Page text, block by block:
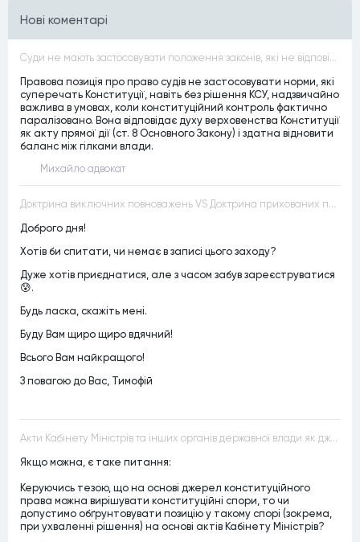
Нові коментарі
Суди не мають застосовувати положення законів, які не відповідають Конституції, незалежно від того, чи визнавалися вони Конституційним Судом України неконституційними, тобто закони, що суперечать Конституції України не можуть застосовуватися навіть у випадках, коли вони є чинними
Правова позиція про право судів не застосовувати норми, які
суперечать Конституції, навіть без рішення КСУ, надзвичайно
важлива в умовах, коли конституційний контроль фактично
паралізовано. Вона відповідає духу верховенства Конституції
як акту прямої дії (ст. 8 Основного Закону) і здатна відновити
баланс між гілками влади.
Михайло адвокат
Доктрина виключних повноважень VS Доктрина прихованих повноважень
Доброго дня!
Хотів би спитати, чи немає в записі цього заходу?
Дуже хотів приєднатися, але з часом забув зареєструватися
😰.
Будь ласка, скажіть мені.
Буду Вам щиро щиро вдячний!
Всього Вам найкращого!
З повагою до Вас, Тимофій
Акти Кабінету Міністрів та інших органів державної влади як джерела конституційного права
Якщо можна, є таке питання:
Керуючись тезою, що на основі джерел конституційного
права можна вирішувати конституційні спори, то чи
допустимо обґрунтовувати позицію у такому спорі (зокрема,
при ухваленні рішення) на основі актів Кабінету Міністрів?